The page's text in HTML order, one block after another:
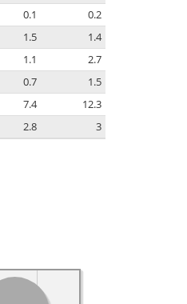
0.1
0.2
1.5
1.4
1.1
2.7
0.7
1.5
7.4
12.3
2.8 3